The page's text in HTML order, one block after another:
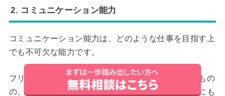
2. コミュニケーション能力
コミュニケーション能力は、どのような仕事を目指す上
でも不可欠な能力です。
フリーターは確かに正社員としての実務経験がないもの
の、コミュニケーション能力は努力次第でいかようにも